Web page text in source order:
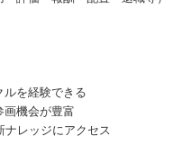
ルを経験できる
画機会が豊富
ナレッジにアクセス